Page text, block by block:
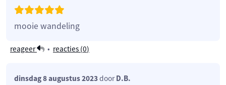
mooie wandeling
reageer • reacties (0)
dinsdag 8 augustus 2023doorD.B.